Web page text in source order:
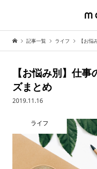
記事一覧 ライフ 【お
【お悩み別】仕
ズまとめ
2019.11.16
ライフ